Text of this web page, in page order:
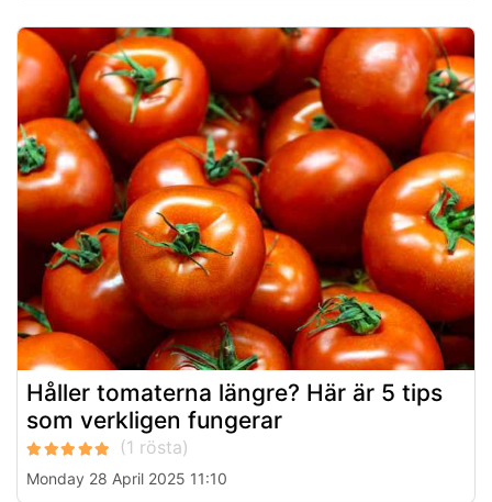
Håller tomaterna längre? Här är 5 tips
som verkligen fungerar
Monday 28 April 2025 11:10